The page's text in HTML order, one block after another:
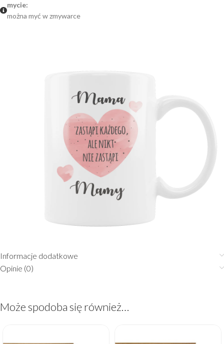
mycie:
można myć w zmywarce
Informacje dodatkowe
Opinie (0)
Może spodoba się również…